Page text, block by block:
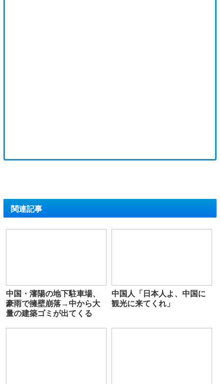
関連記事
中国・瀋陽の地下駐車場、
豪雨で擁壁崩落→中から大
量の建築ゴミが出てくる
中国人「日本人よ、中国に
観光に来てくれ」